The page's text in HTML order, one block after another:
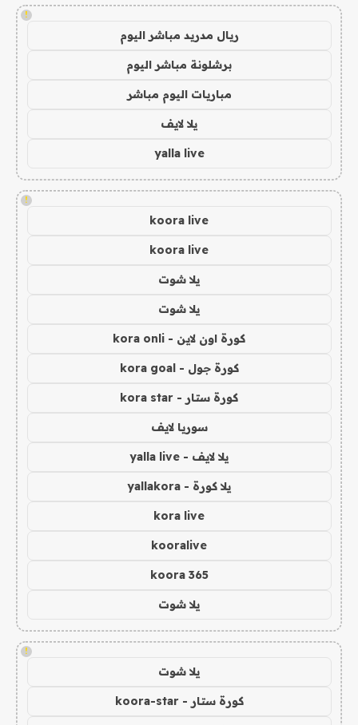
!
ريال مدريد مباشر اليوم
برشلونة مباشر اليوم
مباريات اليوم مباشر
يلا لايف
yalla live
!
koora live
koora live
يلا شوت
يلا شوت
كورة اون لاين - kora onli
كورة جول - kora goal
كورة ستار - kora star
سوريا لايف
يلا لايف - yalla live
يلا كورة - yallakora
kora live
kooralive
koora 365
يلا شوت
!
يلا شوت
كورة ستار - koora-star